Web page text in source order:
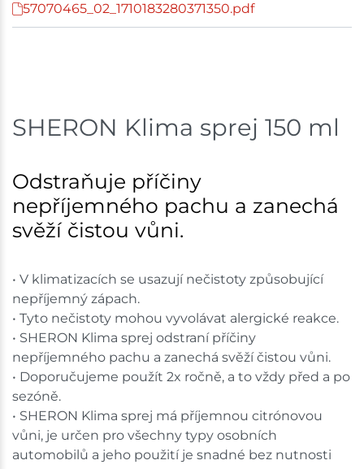
Skladem na prodejně - doručení do 7 dnů
Velká Bíteš 3 ks
Skladové množství na prodejnách je pouze orientační.
Ceny na prodejnách se mohou lišit od cen na e-
shopu.
57070465_02_1710183280371350.pdf
SHERON Klima sprej 150 ml
Odstraňuje příčiny
nepříjemného pachu a zanechá
svěží čistou vůni.
• V klimatizacích se usazují nečistoty způsobující
nepříjemný zápach.
• Tyto nečistoty mohou vyvolávat alergické reakce.
• SHERON Klima sprej odstraní příčiny
nepříjemného pachu a zanechá svěží čistou vůni.
• Doporučujeme použít 2x ročně, a to vždy před a po
sezóně.
• SHERON Klima sprej má příjemnou citrónovou
vůni, je určen pro všechny typy osobních
automobilů a jeho použití je snadné bez nutnosti